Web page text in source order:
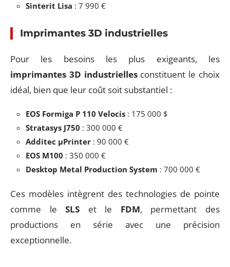
Sinterit Lisa : 7 990 €
Imprimantes 3D industrielles
Pour les besoins les plus exigeants, les
imprimantes 3D industriellesconstituent le choix
idéal, bien que leur coût soit substantiel :
EOS Formiga P 110 Velocis : 175 000 $
Stratasys J750 : 300 000 €
Additec μPrinter : 90 000 €
EOS M100 : 350 000 €
Desktop Metal Production System : 700 000 €
Ces modèles intègrent des technologies de pointe
comme leSLS et le FDM, permettant des
productions en série avec une précision
exceptionnelle.